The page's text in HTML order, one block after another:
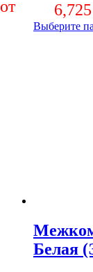
6,725
Выберите
Белая